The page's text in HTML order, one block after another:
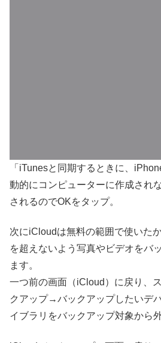
「iTunesと同期するときに、
動的にコンピューターに作成され
されるのでOKをタップ。
次にiCloudは無料の範囲で使いた
を超えないよう写真やビデオをバ
ます。
一つ前の画面（iCloud）に戻り、
クアップ→バックアップしたいデ
イブラリをバックアップ対象から